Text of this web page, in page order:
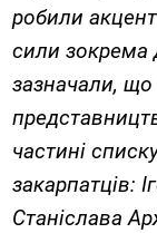
робили
сили зокрема
зазначали, що
частині
закарпатців:
Станіслава